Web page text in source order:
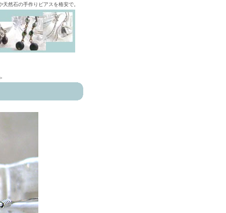
然石の手作りピアスを格安で。